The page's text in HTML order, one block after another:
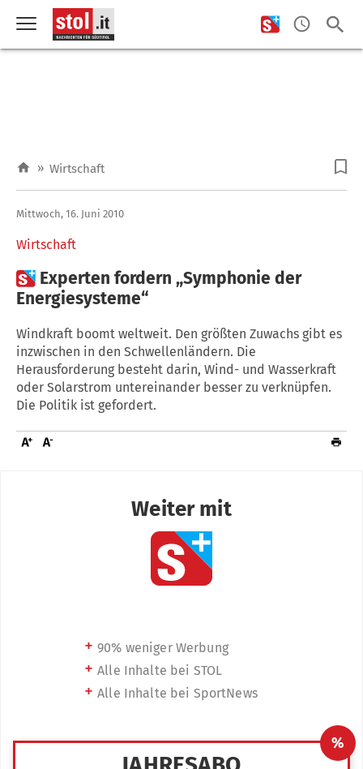
» Wirtschaft
Wirtschaft
Mittwoch, 16. Juni 2010
 Experten fordern „Symphonie der
Energiesysteme“
Windkraft boomt weltweit. Den größten Zuwachs gibt es
inzwischen in den Schwellenländern. Die
Herausforderung besteht darin, Wind- und Wasserkraft
oder Solarstrom untereinander besser zu verknüpfen.
Die Politik ist gefordert.